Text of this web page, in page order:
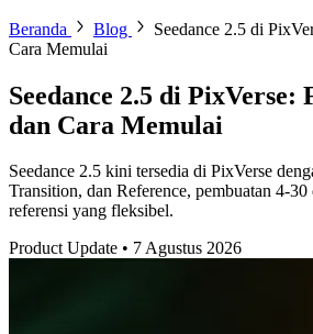
Beranda Blog
Seedance 2.5 di
Cara Memulai
Seedance 2.5 di PixVerse:
dan Cara Memulai
Seedance 2.5 kini tersedia di PixVerse
Transition, dan Reference, pembuatan 4-
referensi yang fleksibel.
Product Update • 7 Agustus 2026